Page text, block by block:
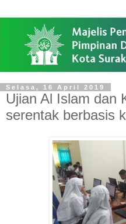
Selasa, 16 April 2019
Ujian Al Islam dan
serentak berbasis